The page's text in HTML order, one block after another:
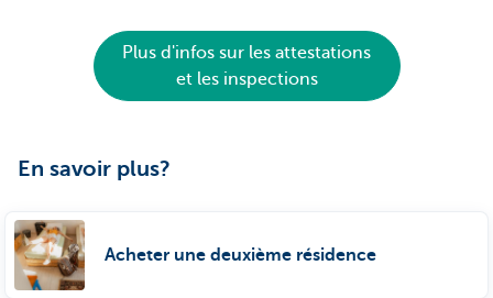
Plus d'infos sur les attestations
et les inspections
En savoir plus?
Acheter une deuxième résidence